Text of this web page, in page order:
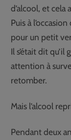
d’alcool, et cela
Puis à
pour un petit
Il s’était dit
attention à
retomber.
Mais l’alcool
Pendant deux